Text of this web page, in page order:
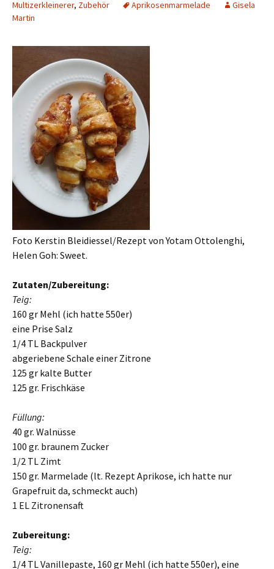
Multizerkleinerer, Zubehör Aprikosenmarmelade
Gisela
Martin
Foto Kerstin Bleidiessel/Rezept vonYotam Ottolenghi,
Helen Goh: Sweet.
Zutaten/Zubereitung:
Teig:
160 gr Mehl (ich hatte 550er)
eine Prise Salz
1/4 TL Backpulver
abgeriebene Schale einer Zitrone
125 gr kalte Butter
125 gr. Frischkäse
Füllung:
40 gr. Walnüsse
100 gr. braunem Zucker
1/2 TL Zimt
150 gr. Marmelade (lt. Rezept Aprikose, ich hatte nur
Grapefruit da, schmeckt auch)
1 EL Zitronensaft
Zubereitung:
Teig:
1/4 TL Vanillepaste, 160 gr Mehl (ich hatte 550er), eine